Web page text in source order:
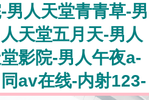
男人天堂青青草-男
天堂五月天-男人
影院-男人午夜a-
av在线-内射123-